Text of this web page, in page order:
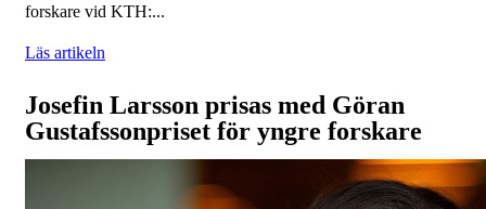
forskare vid KTH:...
Läs artikeln
Josefin Larsson prisas med Göran
Gustafssonpriset för yngre forskare